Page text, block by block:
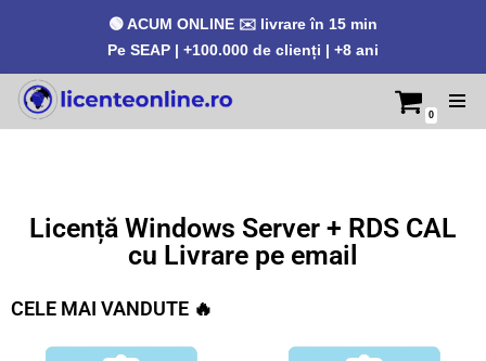
🟢 ACUM ONLINE ✉️ livrare în 15 min
Pe SEAP | +100.000 de clienți | +8 ani
Sari
0
Licență Windows Server + RDS CAL
cu Livrare pe email
CELE MAI VANDUTE 🔥